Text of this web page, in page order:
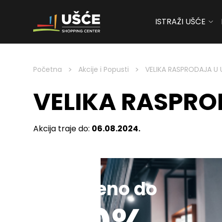
Skip to content
ISTRAŽI UŠĆE
Početna > Akcije i Popusti > VELIKA RASPRODAJA
VELIKA
Akcija traje do: 06.08.2024.
Sniženo do